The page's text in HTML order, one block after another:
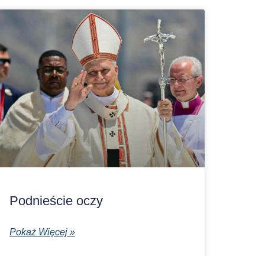
Podnieście oczy
Pokaż Więcej »